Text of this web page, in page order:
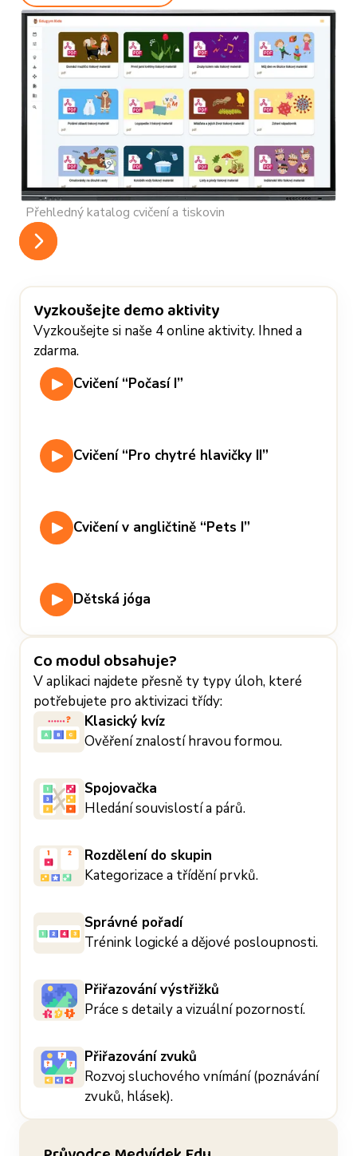
Přehledný katalog cvičení a tiskovin
Vyzkoušejte demo aktivity
Vyzkoušejte si naše 4 online aktivity. Ihned a
zdarma.
Cvičení “Počasí I”
Cvičení “Pro chytré hlavičky II”
Cvičení v angličtině “Pets I”
Dětská jóga
Co modul obsahuje?
V aplikaci najdete přesně ty typy úloh, které
potřebujete pro aktivizaci třídy:
Klasický kvíz
Ověření znalostí hravou formou.
Spojovačka
Hledání souvislostí a párů.
Rozdělení do skupin
Kategorizace a třídění prvků.
Správné pořadí
Trénink logické a dějové posloupnosti.
Přiřazování výstřižků
Práce s detaily a vizuální pozorností.
Přiřazování zvuků
Rozvoj sluchového vnímání (poznávání
zvuků, hlásek).